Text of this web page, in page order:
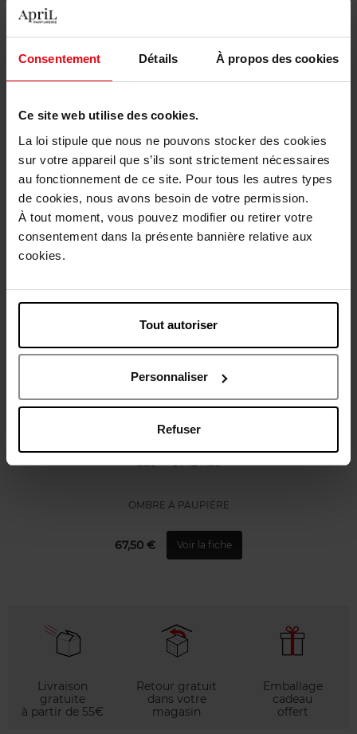
Consentement Détails À propos des cookies
Ce site web utilise des cookies.
La loi stipule que nous ne pouvons stocker des cookies
sur votre appareil que s’ils sont strictement nécessaires
au fonctionnement de ce site. Pour tous les autres types
de cookies, nous avons besoin de votre permission.
À tout moment, vous pouvez modifier ou retirer votre
consentement dans la présente bannière relative aux
cookies.
Tout autoriser
Personnaliser
Refuser
Emballage cadeau offert
Description
Conseil d'utilisation
Caractéristiques
CHANEL
LES 4 OMBRES
OMBRE À PAUPIÉRE
67,50 € Voir la fiche
Livraison
gratuite
à partir de 55€
Retour gratuit
dans votre
magasin
Emballage
cadeau
offert